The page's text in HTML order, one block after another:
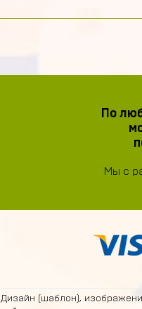
По
Мы с
Дизайн (шаблон),